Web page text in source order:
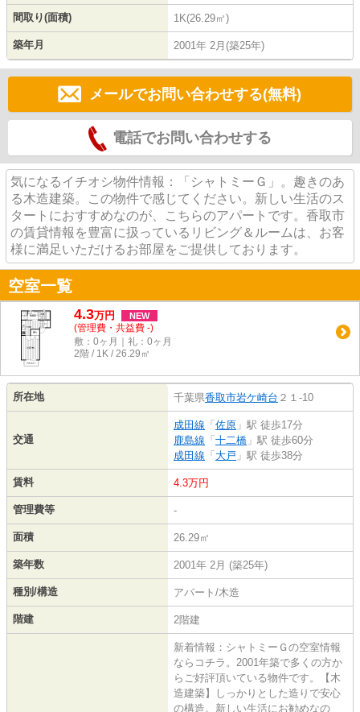
間取り(面積) 1K(26.29㎡)
築年月 2001年 2月(築25年)
メールでお問い合わせする(無料)
電話でお問い合わせする
気になるイチオシ物件情報：「シャトミーＧ」。趣きのあ
る木造建築。この物件で感じてください。新しい生活のス
タートにおすすめなのが、こちらのアパートです。香取市
の賃貸情報を豊富に扱っているリビング＆ルームは、お客
様に満足いただけるお部屋をご提供しております。
空室一覧
4.3万円 NEW
(管理費・共益費 -)
敷：0ヶ月｜礼：0ヶ月
2階 / 1K / 26.29㎡
所在地 千葉県香取市岩ケ崎台 ２１-10
交通
成田線 「佐原 」駅 徒歩17分
鹿島線 「十二橋 」駅 徒歩60分
成田線 「大戸 」駅 徒歩38分
賃料 4.3万円
管理費等 -
面積 26.29㎡
築年数 2001年 2月 (築25年)
種別/構造 アパート/木造
階建 2階建
新着情報：シャトミーＧの空室情報
ならコチラ。2001年築で多くの方か
らご好評頂いている物件です。【木
造建築】しっかりとした造りで安心
の構造。新しい生活にお勧めなの